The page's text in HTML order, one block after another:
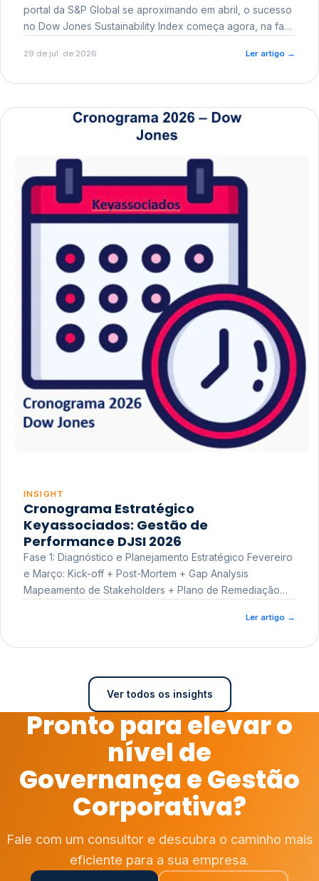
portal da S&P Global se aproximando em abril, o sucesso
no Dow Jones Sustainability Index começa agora, na fase
29 de jul. de 2026 Ler artigo →
INSIGHT
Cronograma Estratégico
Keyassociados: Gestão de
Performance DJSI 2026
Fase 1: Diagnóstico e Planejamento Estratégico Fevereiro
e Março: Kick-off + Post-Mortem + Gap Analysis
Mapeamento de Stakeholders + Plano de Remediação
Ler artigo →
Ver todos os insights
Pronto para elevar o
nível de
Governança e Gestão
Corporativa?
Fale com um consultor e descubra o caminho mais
eficiente para a sua empresa.